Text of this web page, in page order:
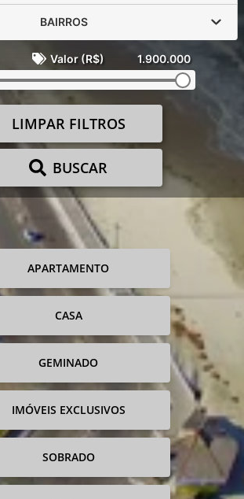
BAIRROS
Valor (R$) 1.900.000
LIMPAR FILTROS
BUSCAR
APARTAMENTO
CASA
GEMINADO
IMÓVEIS EXCLUSIVOS
SOBRADO